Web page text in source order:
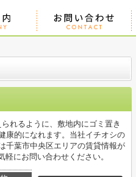
れるように、敷地内にゴミ置き
康的になれます。当社イチオシの
千葉市中央区エリアの賃貸情報が
にお問い合わせください。